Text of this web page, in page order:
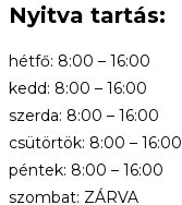
Nyitva tartás:
hétfő: 8:00 – 16:00
kedd: 8:00 – 16:00
szerda: 8:00 – 16:00
csütörtök: 8:00 – 16:00
péntek: 8:00 – 16:00
szombat: ZÁRVA